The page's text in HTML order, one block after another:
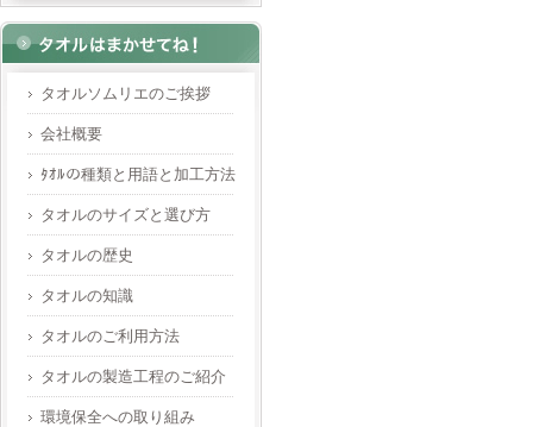
タオルソムリエのご挨拶
会社概要
ﾀｵﾙの種類と用語と加工方法
タオルのサイズと選び方
タオルの歴史
タオルの知識
タオルのご利用方法
タオルの製造工程のご紹介
環境保全への取り組み